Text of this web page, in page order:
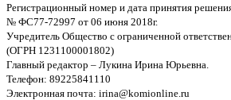
Регистрационный номер и дата принятия
№ ФС77-72997 от 06 июня 2018г.
Учредитель Общество с ограниченной
(ОГРН 1231100001802)
Главный редактор – Лукина Ирина Юрьевна.
Телефон: 89225841110
Электронная почта: irina@komionline.ru